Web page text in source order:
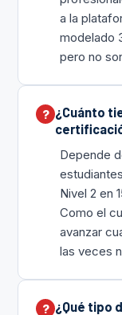
a la
modelado
pero no
¿Cuánto
Depende
Nivel 2 en
Como el
avanzar
las veces
¿Qué tipo